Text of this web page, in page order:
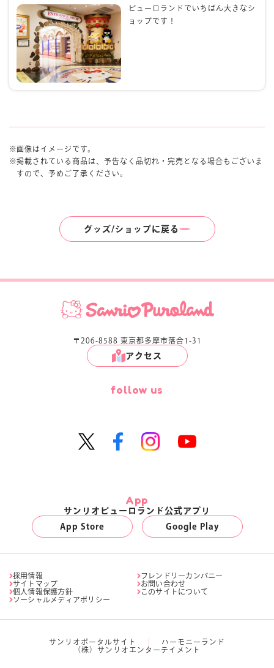
ピューロランドでいちばん大きなシ
ョップです！
画像はイメージです。
掲載されている商品は、予告なく品切れ・完売となる場合もございま
すので、予めご了承ください。
グッズ/ショップに戻る
〒206-8588 東京都多摩市落合1-31
アクセス
follow us
App
サンリオピューロランド公式アプリ
App Store
Google Play
採用情報
フレンドリーカンパニー
サイトマップ
お問い合わせ
個人情報保護方針
このサイトについて
ソーシャルメディアポリシー
サンリオポータルサイト
ハーモニーランド
（株）サンリオエンターテイメント